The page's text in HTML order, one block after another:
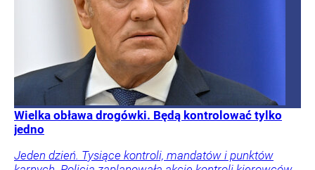
Wielka obława drogówki. Będą kontrolować tylko
jedno
Jeden dzień. Tysiące kontroli, mandatów i punktów